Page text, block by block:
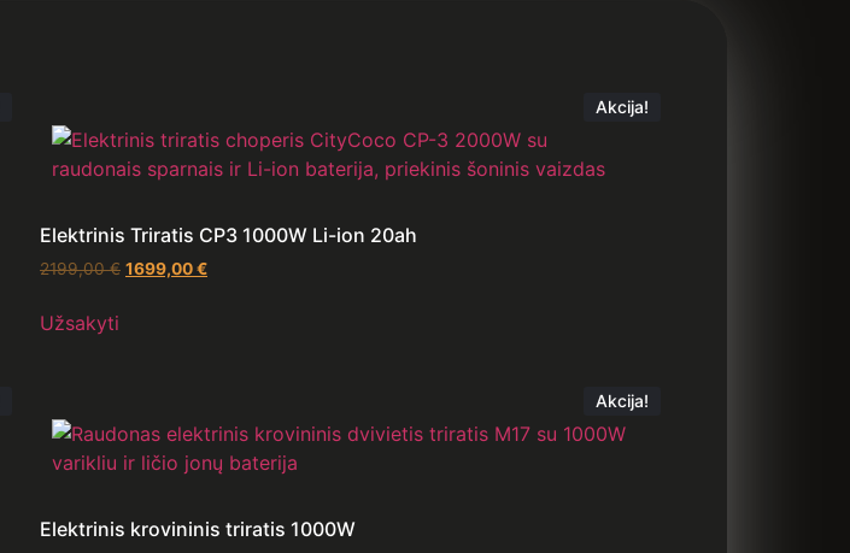
Akcija!
Elektrinis Triratis CP3 1000W Li-ion 20ah
2199,00€ 1699,00€
Užsakyti
Akcija!
Elektrinis krovininis triratis 1000W